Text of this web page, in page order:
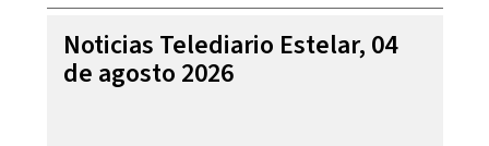
Noticias Telediario Estelar, 04
de agosto 2026